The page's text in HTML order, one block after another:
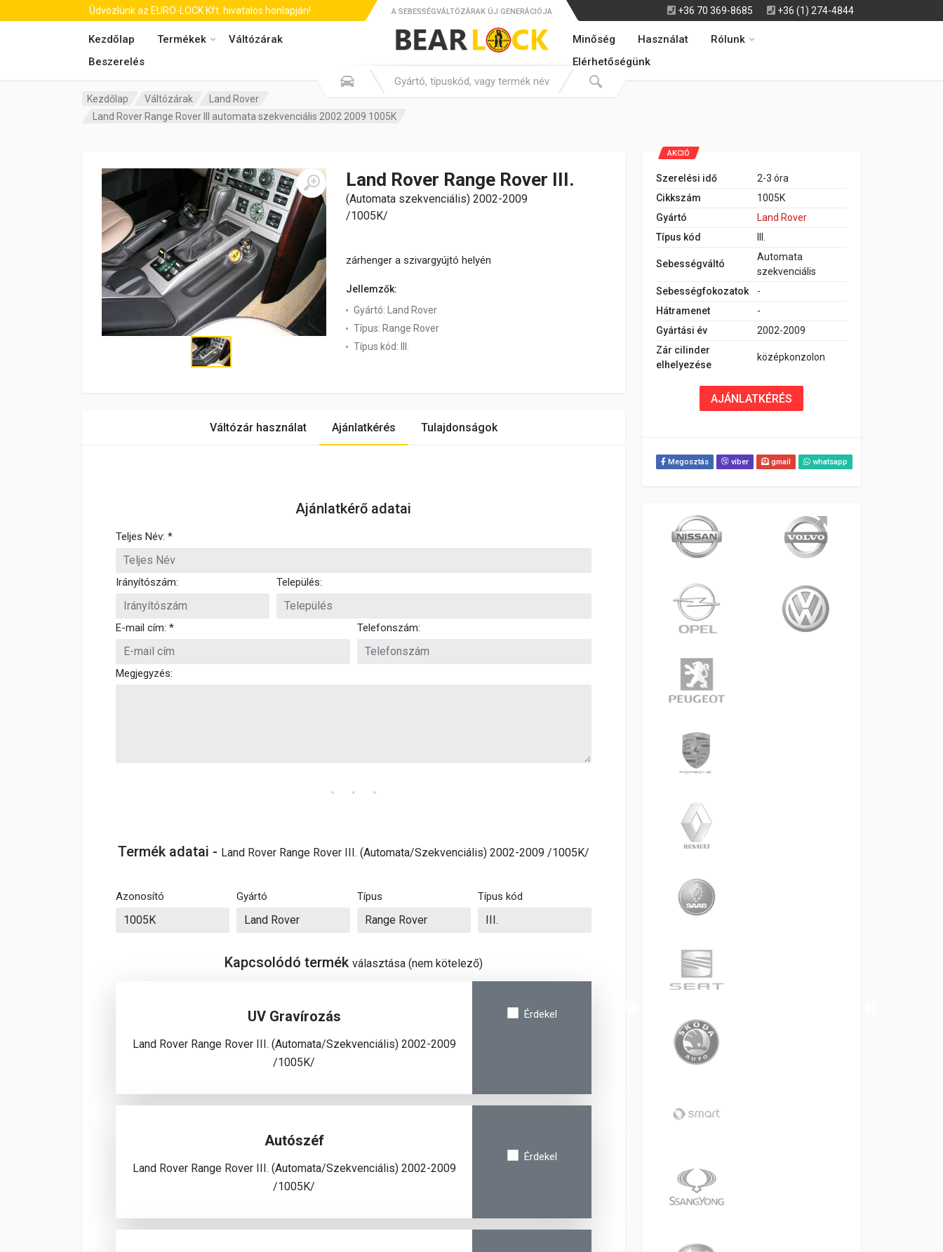
Üdvözlünk az EURO-LOCK Kft. hivatalos honlapján! +36 70 369-8685 +36 (1) 274-4844
Kezdőlap Termékek
Váltózárak
Beszerelés
A SEBESSÉGVÁLTÓZÁRAK ÚJ GENERÁCIÓJA
Minőség Használat
Rólunk
Elérhetőségünk
Kezdőlap Váltózárak
Land Rover
Land Rover Range Rover III automata szekvenciális 2002 2009 1005K
Land Rover Range Rover III.
(Automata szekvenciális) 2002-2009
/1005K/
zárhenger a szivargyújtó helyén
Jellemzők:
Gyártó:
Land Rover
Típus: Range Rover
Típus kód:
AKCIÓ
Szerelési idő
2-3 óra
Cikkszám
1005K
Gyártó
Land Rover
Típus kód
Sebességváltó
Automata
szekvenciális
Sebességfokozatok
-
Hátramenet
-
Gyártási év
2002-2009
Zár cilinder
elhelyezése
középkonzolon
AJÁNLATKÉRÉS
Megosztás viber gmail whatsapp
Váltózár használat Ajánlatkérés Tulajdonságok
Ajánlatkérő adatai
Teljes Név: *
Irányítószám: Település:
E-mail cím: * Telefonszám:
Megjegyzés:
Termék adatai - Land Rover Range Rover III. (Automata/Szekvenciális) 2002-2009 /1005K/
Azonosító Gyártó Típus Típus kód
Kapcsolódó termék választása (nem kötelező)
UV Gravírozás
Land Rover Range Rover III. (Automata/Szekvenciális) 2002-2009
/1005K/
Érdekel
Autószéf
Land Rover Range Rover III. (Automata/Szekvenciális) 2002-2009
/1005K/
Érdekel